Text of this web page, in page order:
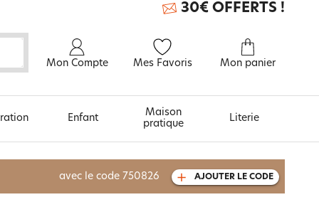
Mon Compte Mes Favoris Mon panier
30€ OFFERTS !
À découvrir aussi
Enfant
Maison
pratique
Literie
avec le code 750826 AJOUTER LE CODE